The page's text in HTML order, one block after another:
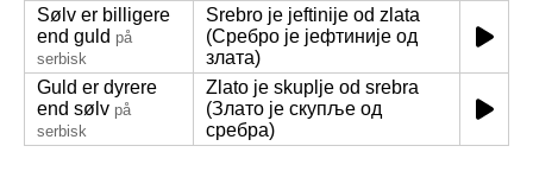
Sølv er billigere
end guld på
serbisk
Srebro je jeftinije od zlata
(Сребро је јефтиније од
злата)
Guld er dyrere
end sølv på
serbisk
Zlato je skuplje od srebra
(Злато је скупље од
сребра)